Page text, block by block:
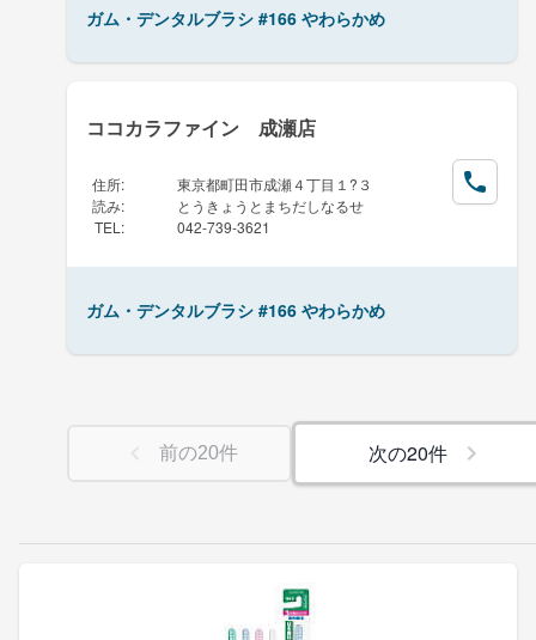
ガム・デンタルブラシ #166 やわらかめ
ココカラファイン 成瀬店
住所:
東京都町田市成瀬４丁目１?３
読み:
とうきょうとまちだしなるせ
TEL : 042-739-3621
ガム・デンタルブラシ #166 やわらかめ
前の20件 次の20件